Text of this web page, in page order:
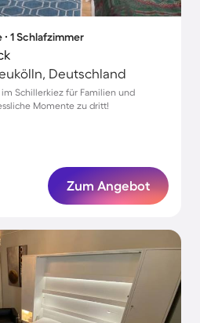
1 Schlafzimmer
Deutschland
Schillerkiez für Familien und
Momente zu dritt!
Zum Angebot